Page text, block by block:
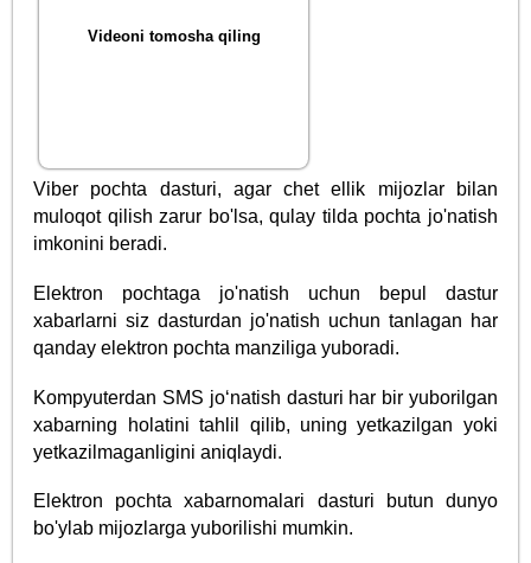
Videoni tomosha qiling
Viber pochta dasturi, agar chet ellik mijozlar bilan
muloqot qilish zarur bo'lsa, qulay tilda pochta jo'natish
imkonini beradi.
Elektron pochtaga jo'natish uchun bepul dastur
xabarlarni siz dasturdan jo'natish uchun tanlagan har
qanday elektron pochta manziliga yuboradi.
Kompyuterdan SMS jo‘natish dasturi har bir yuborilgan
xabarning holatini tahlil qilib, uning yetkazilgan yoki
yetkazilmaganligini aniqlaydi.
Elektron pochta xabarnomalari dasturi butun dunyo
bo'ylab mijozlarga yuborilishi mumkin.